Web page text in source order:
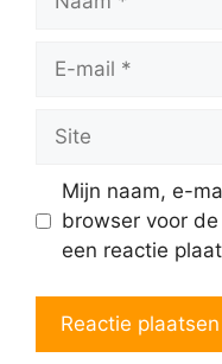
Site
Mijn naam, e-
browser voor
een reactie